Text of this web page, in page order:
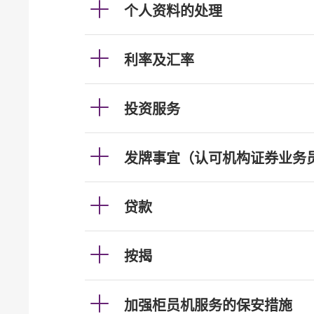
个人资料的处理
利率及汇率
投资服务
发牌事宜（认可机构证券业务
贷款
按揭
加强柜员机服务的保安措施